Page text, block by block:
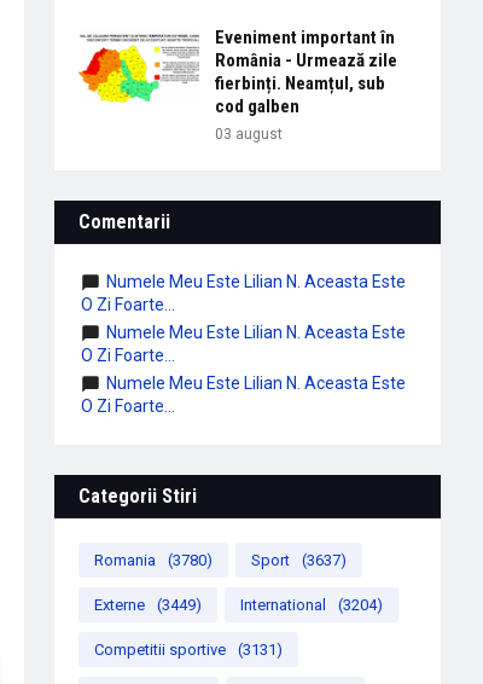
Eveniment important în
România - Urmează zile
fierbinți. Neamțul, sub
cod galben
03 august
Comentarii
Numele Meu Este Lilian N. Aceasta Este
O Zi Foarte...
Numele Meu Este Lilian N. Aceasta Este
O Zi Foarte...
Numele Meu Este Lilian N. Aceasta Este
O Zi Foarte...
Categorii Stiri
Romania (3780) Sport (3637)
Externe (3449) International (3204)
Competitii sportive (3131)